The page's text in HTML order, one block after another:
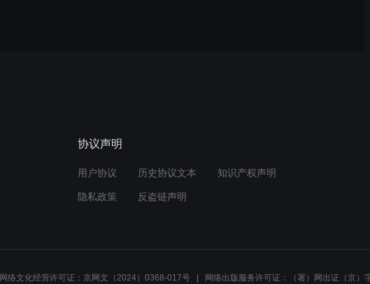
协议声明
用户协议 历史协议文本 知识产权声明
隐私政策 反盗链声明
网络文化经营许可证：京网文（2024）0368-017号 网络出版服务许可证：（署）网出证（京）